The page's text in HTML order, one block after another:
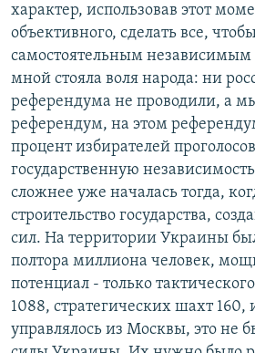
характер, использовав этот
объективного, сделать все,
самостоятельным независимым
мной стояла воля народа: ни
референдума не проводили, а
референдум, на этом
процент избирателей
государственную
сложнее уже началась тогда,
строительство государства,
сил. На территории Украины
полтора миллиона человек,
потенциал - только
1088, стратегических шахт 160,
управлялось из Москвы, это не